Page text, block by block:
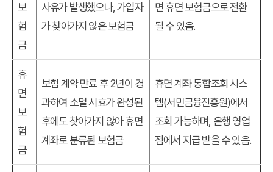
보
험
금
사유가 발생했으나, 가입자
가 찾아가지 않은 보험금
면 휴면 보험금으로 전환
될 수 있음.
휴
면
보
험
금
보험 계약 만료 후 2년이 경
과하여 소멸 시효가 완성된
후에도 찾아가지 않아 휴면
계좌로 분류된 보험금
휴면 계좌 통합조회 시스
템(서민금융진흥원)에서
조회 가능하며, 은행 영업
점에서 지급 받을 수 있음.